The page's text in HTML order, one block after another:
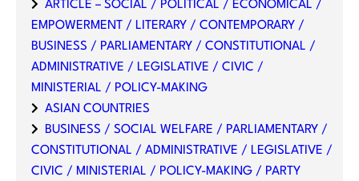
ARTICLE – SOCIAL / POLITICAL / ECONOMICAL /
EMPOWERMENT / LITERARY / CONTEMPORARY /
BUSINESS / PARLIAMENTARY / CONSTITUTIONAL /
ADMINISTRATIVE / LEGISLATIVE / CIVIC /
MINISTERIAL / POLICY-MAKING
ASIAN COUNTRIES
BUSINESS / SOCIAL WELFARE / PARLIAMENTARY /
CONSTITUTIONAL / ADMINISTRATIVE / LEGISLATIVE /
CIVIC / MINISTERIAL / POLICY-MAKING / PARTY